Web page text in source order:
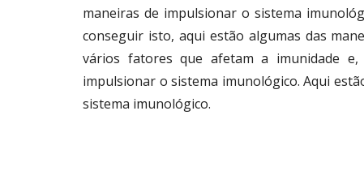
maneiras de impulsionar o sistema
conseguir isto, aqui estão algumas das
vários fatores que afetam a imunidade
impulsionar o sistema imunológico. Aqui
sistema imunológico.